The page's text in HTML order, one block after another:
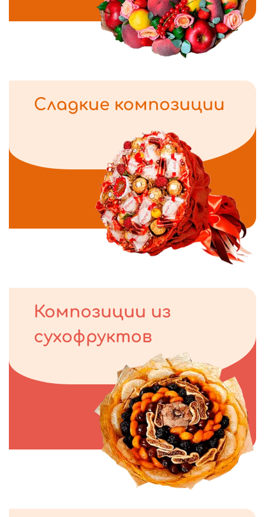
Сладкие композиции
Композиции из
сухофруктов